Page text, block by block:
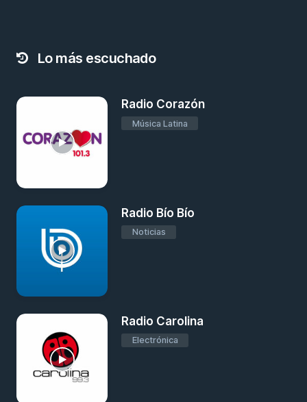
Lo más escuchado
Radio Corazón
Música Latina
Radio Bío Bío
Noticias
Radio Carolina
Electrónica